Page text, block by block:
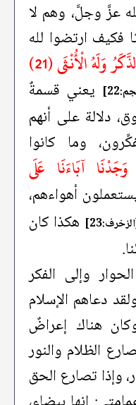
عزَّ وجلَّ، وهم لا
فكيف ارتضوا لله
أَلَكُمُ الذَّكَرُ وَلَهُ الْأُنْثَى (21)
يعني قسمةٌ
دلالة على أنهم
وما كانوا
وَجَدْنَا آبَاءَنَا عَلَى
أهواءهم،
هكذا كان
وإلى الفكر
دعاهم الإسلام
هناك إعراضٌ
الظلام والنور
وإذا تصارع الحق